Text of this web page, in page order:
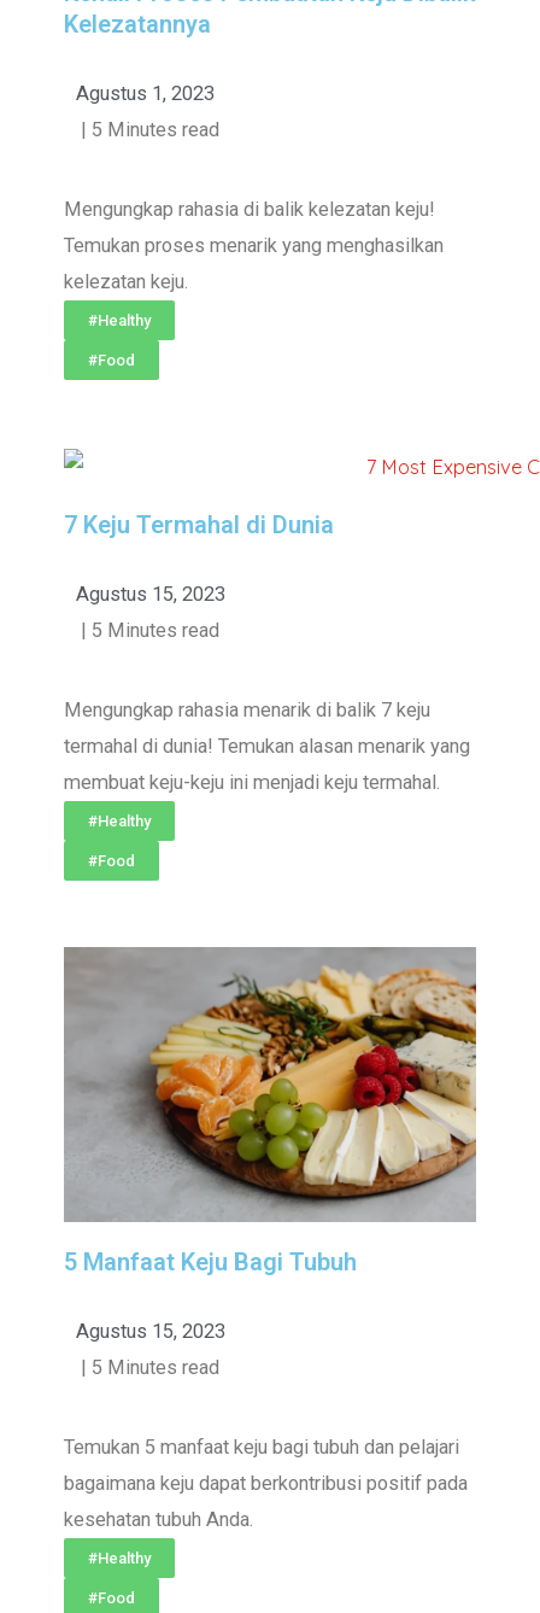
Kelezatannya
Agustus 1, 2023
| 5 Minutes read
Mengungkap rahasia di balik kelezatan keju!
Temukan proses menarik yang menghasilkan
kelezatan keju.
#Healthy
#Food
7 Keju Termahal di Dunia
Agustus 15, 2023
| 5 Minutes read
Mengungkap rahasia menarik di balik 7 keju
termahal di dunia! Temukan alasan menarik yang
membuat keju-keju ini menjadi keju termahal.
#Healthy
#Food
5 Manfaat Keju Bagi Tubuh
Agustus 15, 2023
| 5 Minutes read
Temukan 5 manfaat keju bagi tubuh dan pelajari
bagaimana keju dapat berkontribusi positif pada
kesehatan tubuh Anda.
#Healthy
#Food